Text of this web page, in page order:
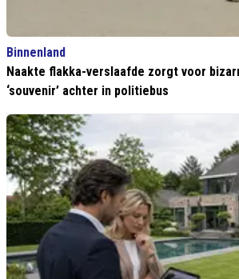
Binnenland
Naakte flakka-verslaafde zorgt voor
‘souvenir’ achter in politiebus